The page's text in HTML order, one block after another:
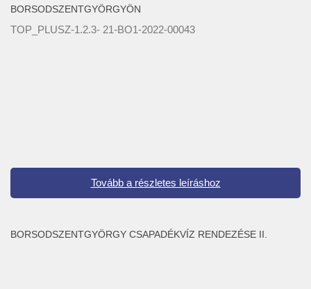
BORSODSZENTGYÖRGYÖN
TOP_PLUSZ-1.2.3- 21-BO1-2022-00043
Tovább a részletes leíráshoz
BORSODSZENTGYÖRGY CSAPADÉKVÍZ RENDEZÉSE II.